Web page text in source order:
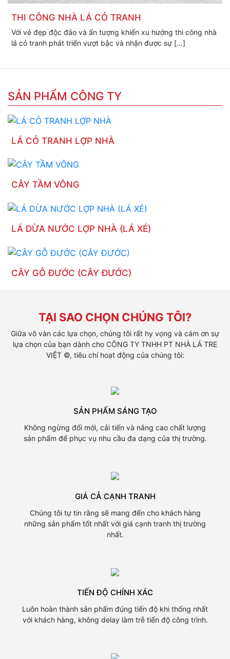
THI CÔNG NHÀ LÁ CỎ TRANH
Với vẻ đẹp độc đáo và ấn tượng khiến xu hướng thi công nhà
lá cỏ tranh phát triển vượt bậc và nhận được sự […]
SẢN PHẨM CÔNG TY
LÁ CỎ TRANH LỢP NHÀ
CÂY TẦM VÔNG
LÁ DỪA NƯỚC LỢP NHÀ (LÁ XÉ)
CÂY GỖ ĐƯỚC (CÂY ĐƯỚC)
TẠI SAO CHỌN CHÚNG TÔI?
Giữa vô vàn các lựa chọn, chúng tôi rất hy vọng và cám ơn sự
lựa chọn của bạn dành cho CÔNG TY TNHH PT NHÀ LÁ TRE
VIỆT ©, tiêu chí hoạt động của chúng tôi:
SẢN PHẨM SÁNG TẠO
Không ngừng đổi mới, cải tiến và nâng cao chất lượng
sản phẩm để phục vụ nhu cầu đa dạng của thị trường.
GIÁ CẢ CẠNH TRANH
Chúng tôi tự tin rằng sẽ mang đến cho khách hàng
những sản phẩm tốt nhất với giá cạnh tranh thị trường
nhất.
TIẾN ĐỘ CHÍNH XÁC
Luôn hoàn thành sản phẩm đúng tiến độ khi thống nhất
với khách hàng, không delay làm trễ tiến độ công trình.